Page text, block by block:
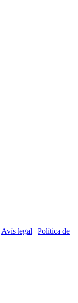
Avís legal | Política de